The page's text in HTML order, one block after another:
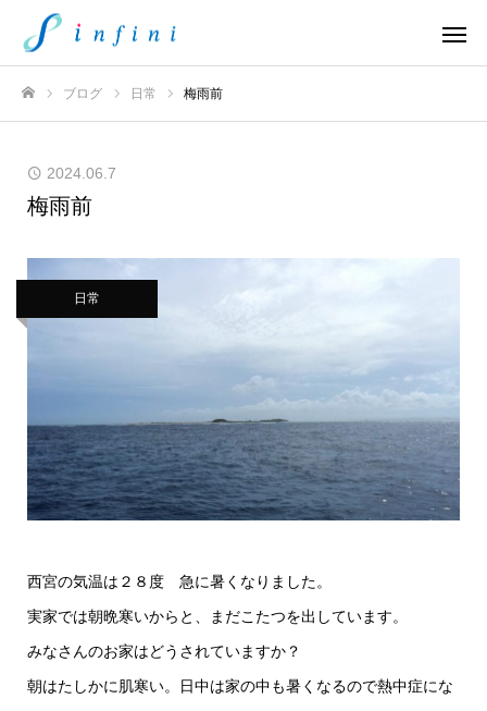
ブログ 日常 梅雨前
2024.06.7
梅雨前
日常
西宮の気温は２８度 急に暑くなりました。
実家では朝晩寒いからと、まだこたつを出しています。
みなさんのお家はどうされていますか？
朝はたしかに肌寒い。日中は家の中も暑くなるので熱中症にな